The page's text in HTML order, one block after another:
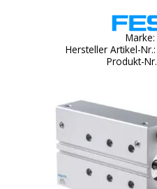
Marke:
Hersteller Artikel-Nr.:
Produkt-Nr.